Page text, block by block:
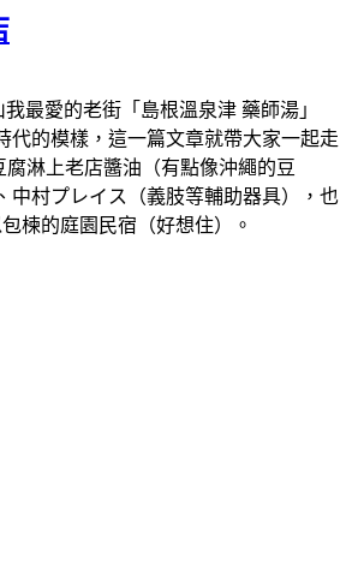
最愛的老街「島根溫泉津 藥師湯」
代的模樣，這一篇文章就帶大家一起走
淋上老店醬油（有點像沖繩的豆
中村プレイス（義肢等輔助器具），也
楝的庭園民宿（好想住）。